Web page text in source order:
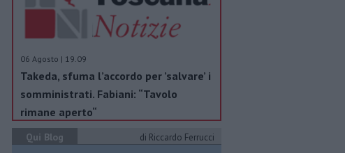
06 Agosto | 19.09
Takeda, sfuma l’accordo per ’salvare’ i
somministrati. Fabiani: “Tavolo
rimane aperto“
Qui Blog
di Riccardo Ferrucci